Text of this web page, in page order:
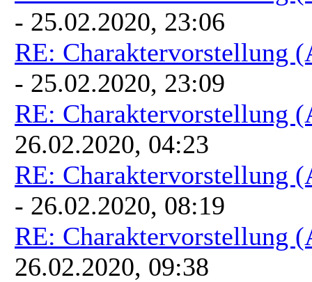
- 25.02.2020, 23:06
RE: Charaktervorstellung
- 25.02.2020, 23:09
RE: Charaktervorstellung
26.02.2020, 04:23
RE: Charaktervorstellung
- 26.02.2020, 08:19
RE: Charaktervorstellung
26.02.2020, 09:38